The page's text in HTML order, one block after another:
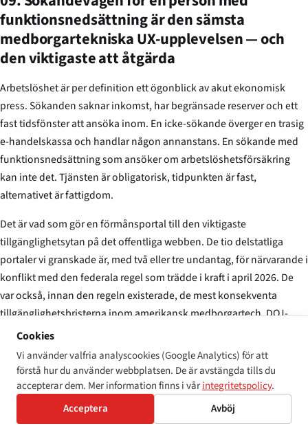
funktionsnedsättning är den sämsta
medborgartekniska UX-upplevelsen — och
den viktigaste att åtgärda
Arbetslöshet är per definition ett ögonblick av akut ekonomisk
press. Sökanden saknar inkomst, har begränsade reserver och ett
fast tidsfönster att ansöka inom. En icke-sökande överger en trasig
e-handelskassa och handlar någon annanstans. En sökande med
funktionsnedsättning som ansöker om arbetslöshetsförsäkring
kan inte det. Tjänsten är obligatorisk, tidpunkten är fast,
alternativet är fattigdom.
Det är vad som gör en förmånsportal till den viktigaste
tillgänglighetsytan på det offentliga webben. De tio delstatliga
portaler vi granskade är, med två eller tre undantag, för närvarande i
konflikt med den federala regel som trädde i kraft i april 2026. De
var också, innan den regeln existerade, de mest konsekventa
tillgänglighetsbristerna inom amerikansk medborgartech. DOJ-
regeln gjorde inte dessa portaler viktiga. Den gjorde dem rättsligt
åtgärdbara.
Vad som förändras härnäst är tillsyn, inte teknik. Lösningarna —
aria-live på inline-fel, en fokuserbar förlängsessionskontroll,
taggade PDF:er, ett meddelat filuppladdningstillstånd, en
Cookies
Vi använder valfria analyscookies (Google Analytics) för att
förstå hur du använder webbplatsen. De är avstängda tills du
accepterar dem. Mer information finns i vårintegritetspolicy.
Acceptera
Avböj